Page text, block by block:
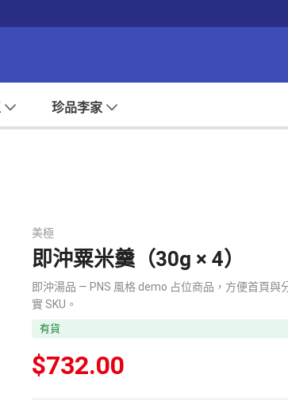
珍品李家
美極
即沖粟米羹（30g × 4）
即沖湯品 — PNS 風格 demo 占位商品，方便首頁
實 SKU。
有貨
$732.00